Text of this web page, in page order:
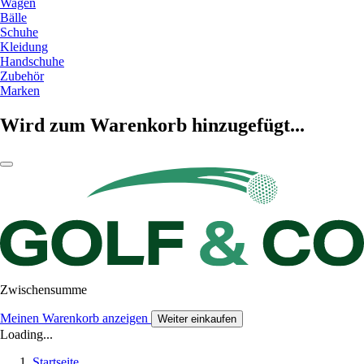
Wagen
Bälle
Schuhe
Kleidung
Handschuhe
Zubehör
Marken
Wird zum Warenkorb hinzugefügt...
Zwischensumme
Meinen Warenkorb anzeigen Weiter einkaufen
Loading...